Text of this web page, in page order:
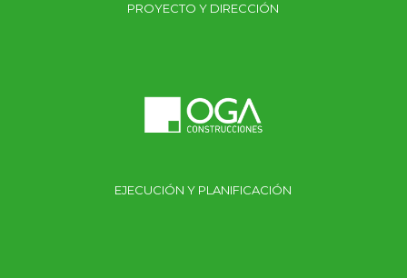
PROYECTO Y DIRECCIÓN
EJECUCIÓN Y PLANIFICACIÓN